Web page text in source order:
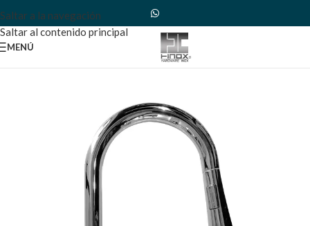
Saltar a la navegación
Saltar al contenido principal
MENÚ